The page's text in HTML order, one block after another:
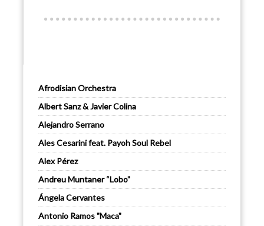
Afrodisian Orchestra
Albert Sanz & Javier Colina
Alejandro Serrano
Ales Cesarini feat. Payoh Soul Rebel
Alex Pérez
Andreu Muntaner “Lobo”
Ángela Cervantes
Antonio Ramos "Maca"